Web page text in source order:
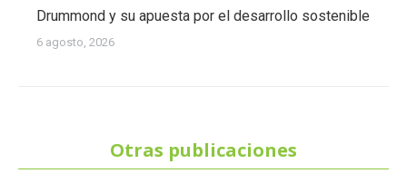
Drummond y su apuesta por el desarrollo sostenible
6 agosto, 2026
Otras publicaciones